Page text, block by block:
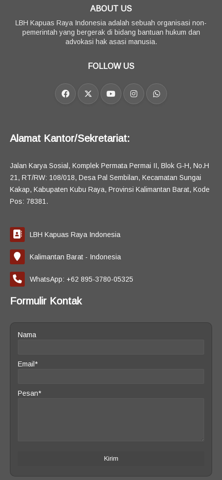
ABOUT US
LBH Kapuas Raya Indonesia adalah sebuah organisasi non-
pemerintah yang bergerak di bidang bantuan hukum dan
advokasi hak asasi manusia.
FOLLOW US
Alamat Kantor/Sekretariat:
Jalan Karya Sosial, Komplek Permata Permai II, Blok G-H, No.H
21, RT/RW: 108/018, Desa Pal Sembilan, Kecamatan Sungai
Kakap, Kabupaten Kubu Raya, Provinsi Kalimantan Barat, Kode
Pos: 78381.
LBH Kapuas Raya Indonesia
Kalimantan Barat - Indonesia
WhatsApp: +62 895-3780-05325
Formulir Kontak
Nama
Email*
Pesan*